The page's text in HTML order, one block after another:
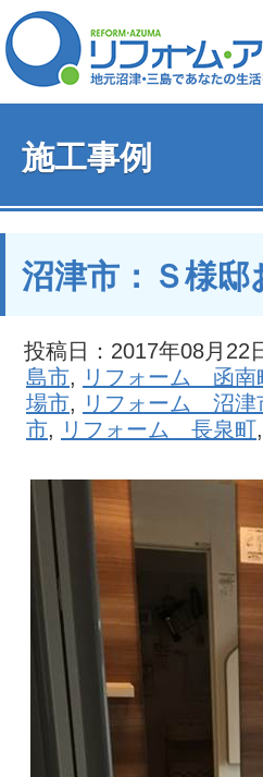
施工事例
沼津市：Ｓ様
投稿日：2017年08月22
島市, リフォーム 函南
場市, リフォーム 沼津
市, リフォーム 長泉町,